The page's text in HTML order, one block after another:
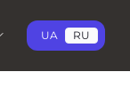
UA RU